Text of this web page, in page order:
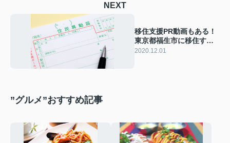
NEXT
移住支援PR動画もある！
東京都福生市に移住する
ための手続きとは？
2020.12.01
”グルメ”おすすめ記事